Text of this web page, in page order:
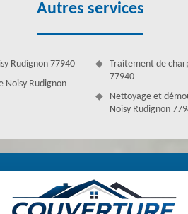
Ces couvreurs seront bien
en engageant Couverture Antoine, vous
Autres services
Rudignon 77940
Noisy Rudignon
Traitement de
77940
Nettoyage et
Noisy Rudignon